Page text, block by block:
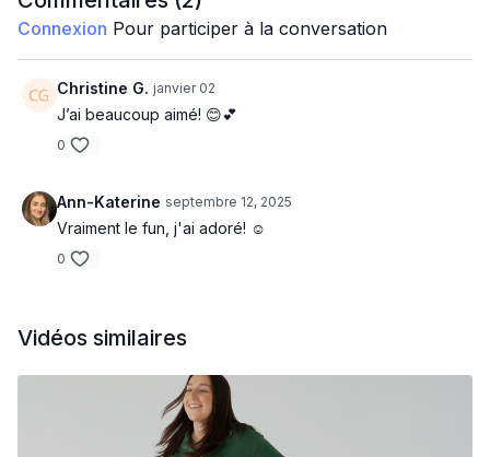
Bonne journée 🌟
Connexion Pour participer à la conversation
Christine G. janvier 02
J’ai beaucoup aimé! 😊💕
0
Ann-Katerine septembre 12, 2025
Vraiment le fun, j'ai adoré! ☺️
0
Vidéos similaires